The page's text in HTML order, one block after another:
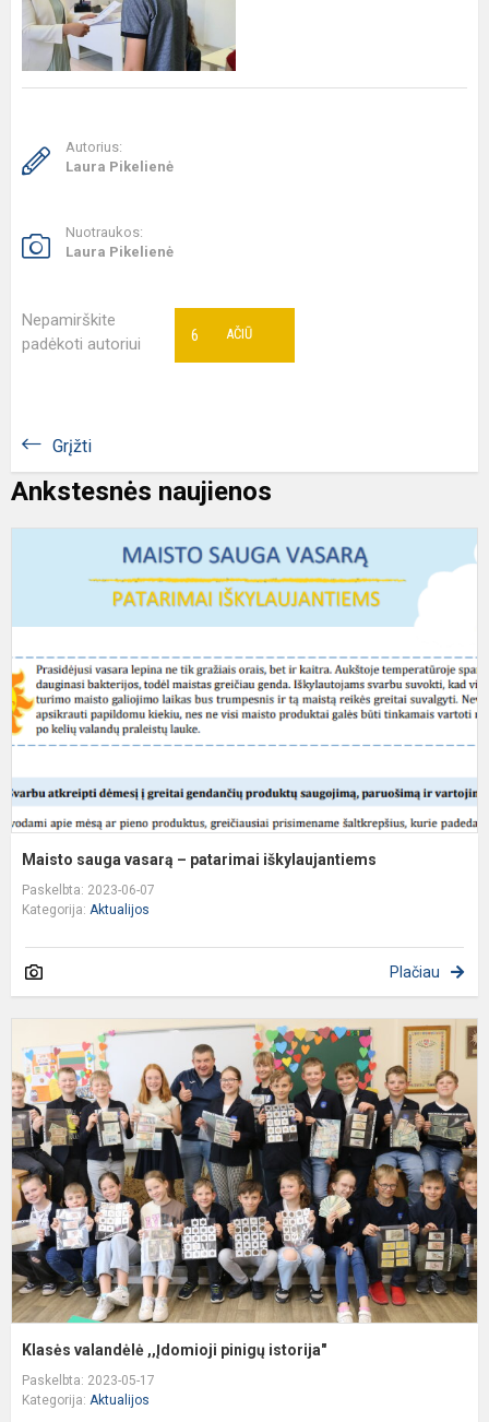
Autorius:
Laura Pikelienė
Nuotraukos:
Laura Pikelienė
Nepamirškite
padėkoti autoriui
AČIŪ
6
Grįžti
Ankstesnės naujienos
Maisto sauga vasarą – patarimai iškylaujantiems
Paskelbta: 2023-06-07
Kategorija: Aktualijos
Plačiau
Klasės valandėlė ,,Įdomioji pinigų istorija"
Paskelbta: 2023-05-17
Kategorija: Aktualijos